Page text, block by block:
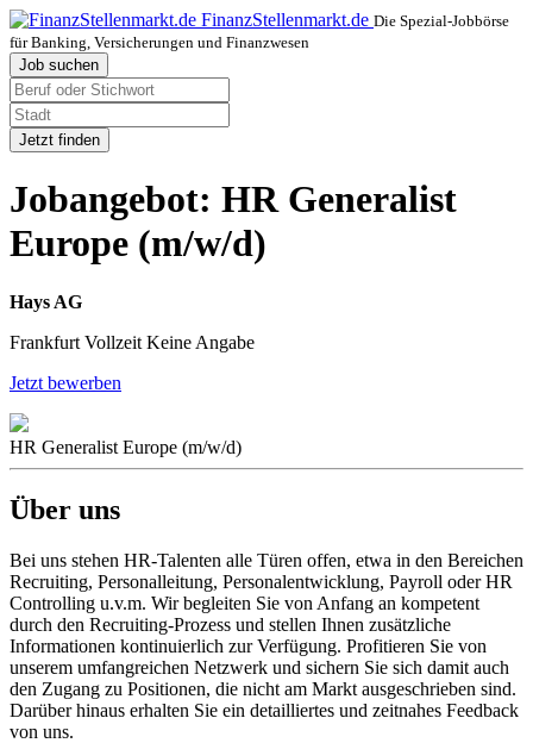
FinanzStellenmarkt.de Die Spezial-Jobbörse
für Banking, Versicherungen und Finanzwesen
Job suchen
Jetzt finden
Jobangebot: HR Generalist
Europe (m/w/d)
Hays AG
Frankfurt Vollzeit Keine Angabe
Jetzt bewerben
HR Generalist Europe (m/w/d)
Über uns
Bei uns stehen HR-Talenten alle Türen offen, etwa in den Bereichen
Recruiting, Personalleitung, Personalentwicklung, Payroll oder HR
Controlling u.v.m. Wir begleiten Sie von Anfang an kompetent
durch den Recruiting-Prozess und stellen Ihnen zusätzliche
Informationen kontinuierlich zur Verfügung. Profitieren Sie von
unserem umfangreichen Netzwerk und sichern Sie sich damit auch
den Zugang zu Positionen, die nicht am Markt ausgeschrieben sind.
Darüber hinaus erhalten Sie ein detailliertes und zeitnahes Feedback
von uns.